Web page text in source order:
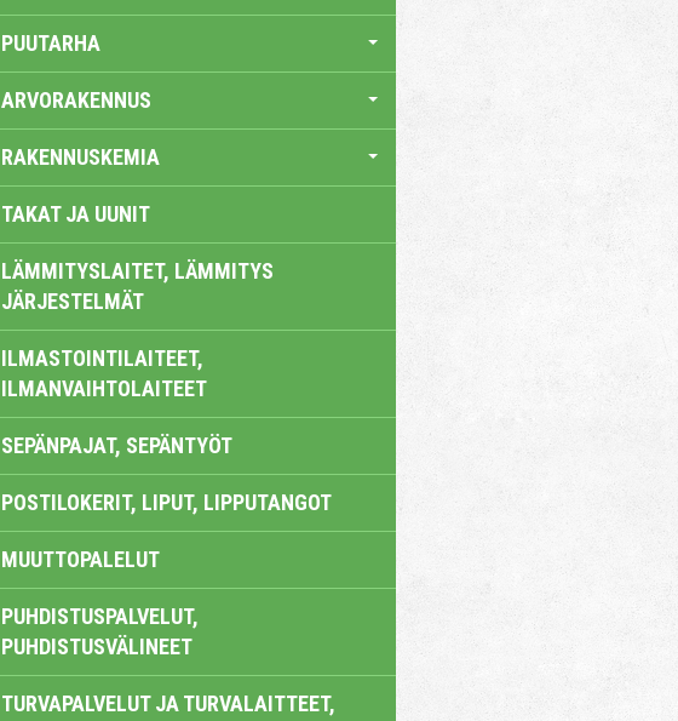
PUUTARHA
ARVORAKENNUS
RAKENNUSKEMIA
TAKAT JA UUNIT
LÄMMITYSLAITET, LÄMMITYS
JÄRJESTELMÄT
ILMASTOINTILAITEET,
ILMANVAIHTOLAITEET
SEPÄNPAJAT, SEPÄNTYÖT
POSTILOKERIT, LIPUT, LIPPUTANGOT
MUUTTOPALELUT
PUHDISTUSPALVELUT,
PUHDISTUSVÄLINEET
TURVAPALVELUT JA TURVALAITTEET,